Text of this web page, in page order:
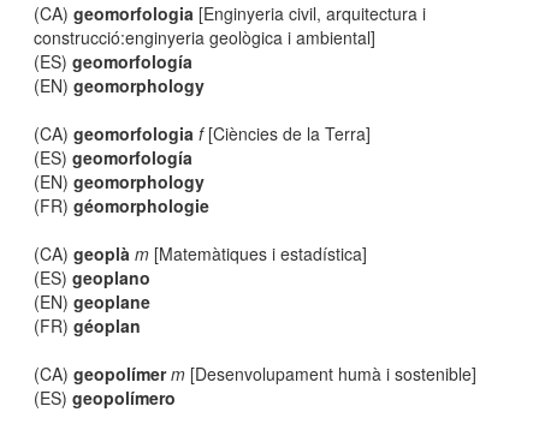
(CA)geomorfologia [Enginyeria civil, arquitectura i
construcció:enginyeria geològica i ambiental]
(ES)geomorfología
(EN)geomorphology
(CA)geomorfologia f[Ciències de la Terra]
(ES)geomorfología
(EN)geomorphology
(FR)géomorphologie
(CA)geoplà m [Matemàtiques i estadística]
(ES)geoplano
(EN)geoplane
(FR)géoplan
(CA)geopolímer m [Desenvolupament humà i sostenible]
(ES)geopolímero